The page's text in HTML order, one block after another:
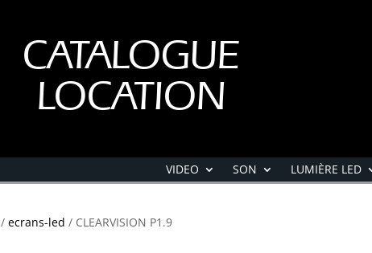
CATALOGUE
LOCATION
VIDEO SON LUMIÈRE LED
/ecrans-led / CLEARVISION P1.9